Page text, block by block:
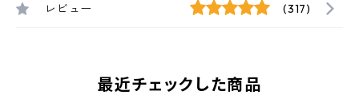
レビュー (317)
最近チェックした商品